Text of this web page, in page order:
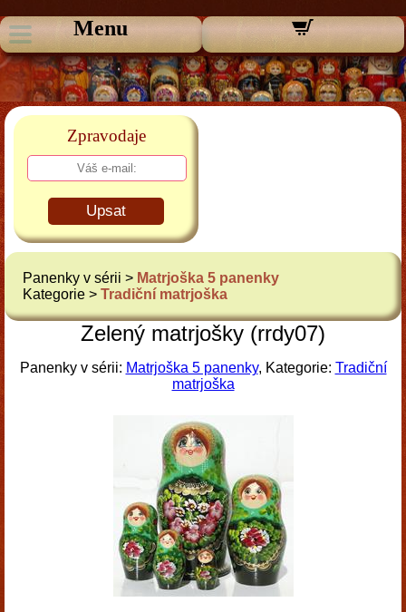
Menu
Zpravodaje
Upsat
Panenky v sérii > Matrjoška 5 panenky
Kategorie > Tradiční matrjoška
Zelený matrjošky (rrdy07)
Panenky v sérii: Matrjoška 5 panenky, Kategorie: Tradiční
matrjoška